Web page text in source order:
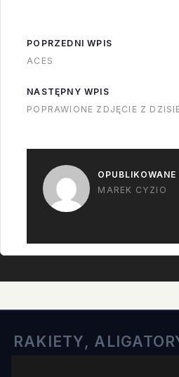
wody. I pierwszy
stopień się zamoczył
Wielki…
POPRZEDNI WPIS
ACES
NASTĘPNY WPIS
POPRAWIONE ZDJĘCIE Z
OPUBLIKOWANE
MAREK CYZIO
RAKIETY,